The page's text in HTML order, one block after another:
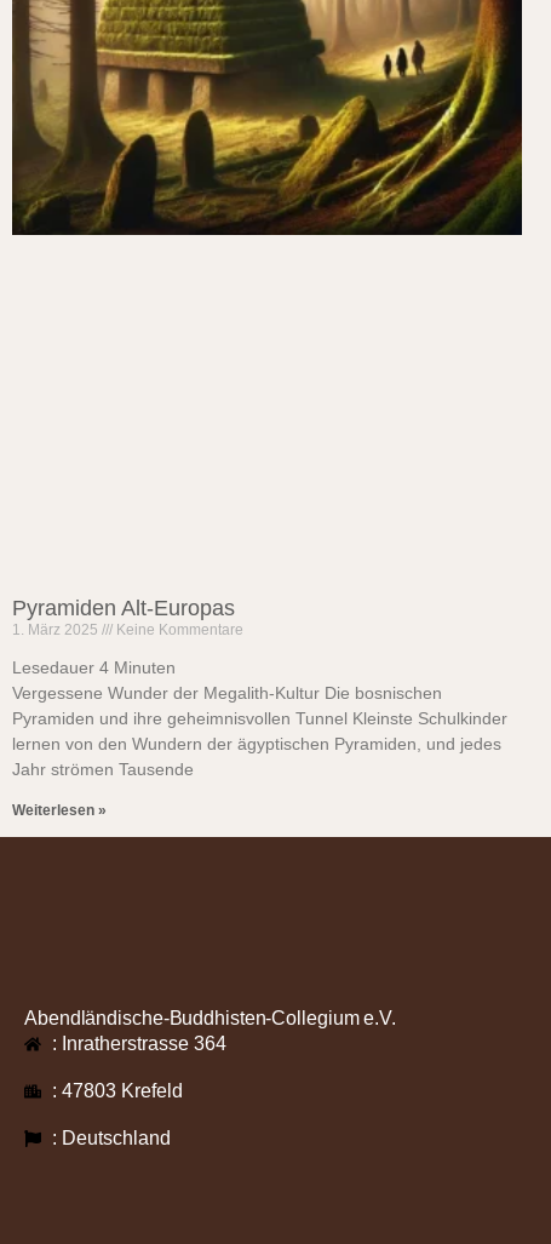
Pyramiden Alt-Europas
1. März 2025 Keine Kommentare
Lesedauer 4 Minuten
Vergessene Wunder der Megalith-Kultur Die bosnischen
Pyramiden und ihre geheimnisvollen Tunnel Kleinste Schulkinder
lernen von den Wundern der ägyptischen Pyramiden, und jedes
Jahr strömen Tausende
Weiterlesen »
Abendländische-Buddhisten-Collegium e.V.
: Inratherstrasse 364
: 47803 Krefeld
: Deutschland